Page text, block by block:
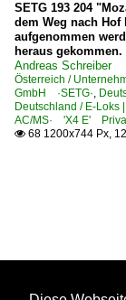
SETG 193 204
dem Weg nach Hof
aufgenommen
heraus gekommen.
Andreas Schreiber
Österreich /
GmbH ·SETG·,
Deutschland / E-
AC/MS· 'X4 E'
 68 1200x744 Px,